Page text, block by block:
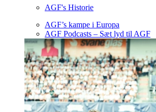
AGF's Historie
AGF’s kampe i Europa
AGF Podcasts – Sæt lyd til AGF